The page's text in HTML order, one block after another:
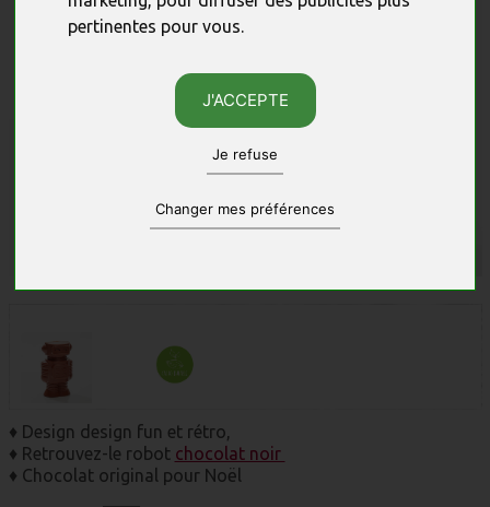
pertinentes pour vous.
J'ACCEPTE
Je refuse
Changer mes préférences
♦ Design design fun et rétro,
♦ Retrouvez-le robot chocolat noir
♦ Chocolat original pour Noël